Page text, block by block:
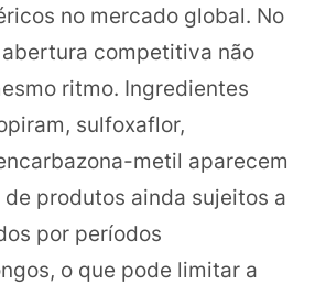
no mercado global. No
competitiva não
ritmo. Ingredientes
sulfoxaflor,
metil aparecem
produtos ainda sujeitos a
por períodos
o que pode limitar a